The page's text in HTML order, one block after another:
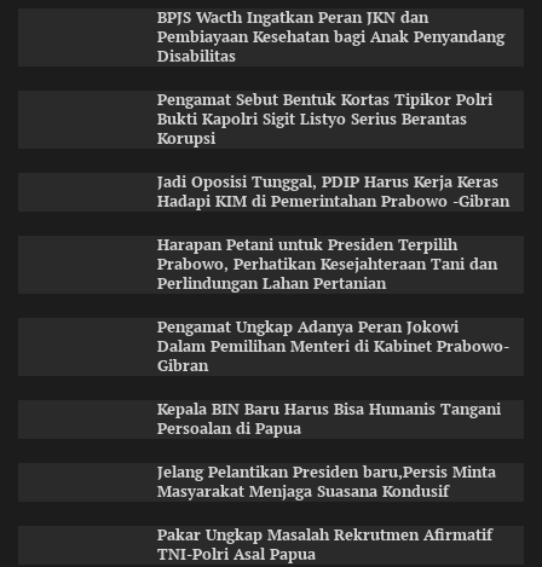
BPJS Wacth Ingatkan Peran JKN dan
Pembiayaan Kesehatan bagi Anak Penyandang
Disabilitas
Pengamat Sebut Bentuk Kortas Tipikor Polri
Bukti Kapolri Sigit Listyo Serius Berantas
Korupsi
Jadi Oposisi Tunggal, PDIP Harus Kerja Keras
Hadapi KIM di Pemerintahan Prabowo -Gibran
Harapan Petani untuk Presiden Terpilih
Prabowo, Perhatikan Kesejahteraan Tani dan
Perlindungan Lahan Pertanian
Pengamat Ungkap Adanya Peran Jokowi
Dalam Pemilihan Menteri di Kabinet Prabowo-
Gibran
Kepala BIN Baru Harus Bisa Humanis Tangani
Persoalan di Papua
Jelang Pelantikan Presiden baru,Persis Minta
Masyarakat Menjaga Suasana Kondusif
Pakar Ungkap Masalah Rekrutmen Afirmatif
TNI-Polri Asal Papua